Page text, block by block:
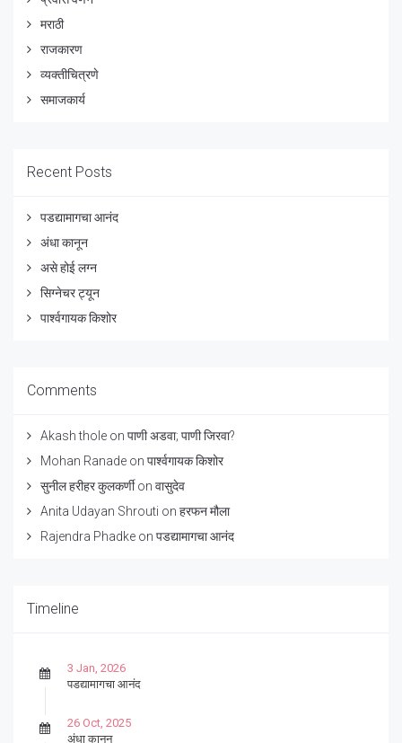
मराठी
राजकारण
व्यक्तीचित्रणे
समाजकार्य
Recent Posts
पडद्यामागचा आनंद
अंधा कानून
असे होई लग्न
सिग्नेचर ट्यून
पार्श्वगायक किशोर
Comments
Akash thole on पाणी अडवा; पाणी जिरवा?
Mohan Ranade on पार्श्वगायक किशोर
सुनील हरीहर कुलकर्णीon वासुदेव
Anita Udayan Shrouti on हरफन मौला
Rajendra Phadke on पडद्यामागचा आनंद
Timeline
3 Jan, 2026
पडद्यामागचा आनंद
26 Oct, 2025
अंधा कानून